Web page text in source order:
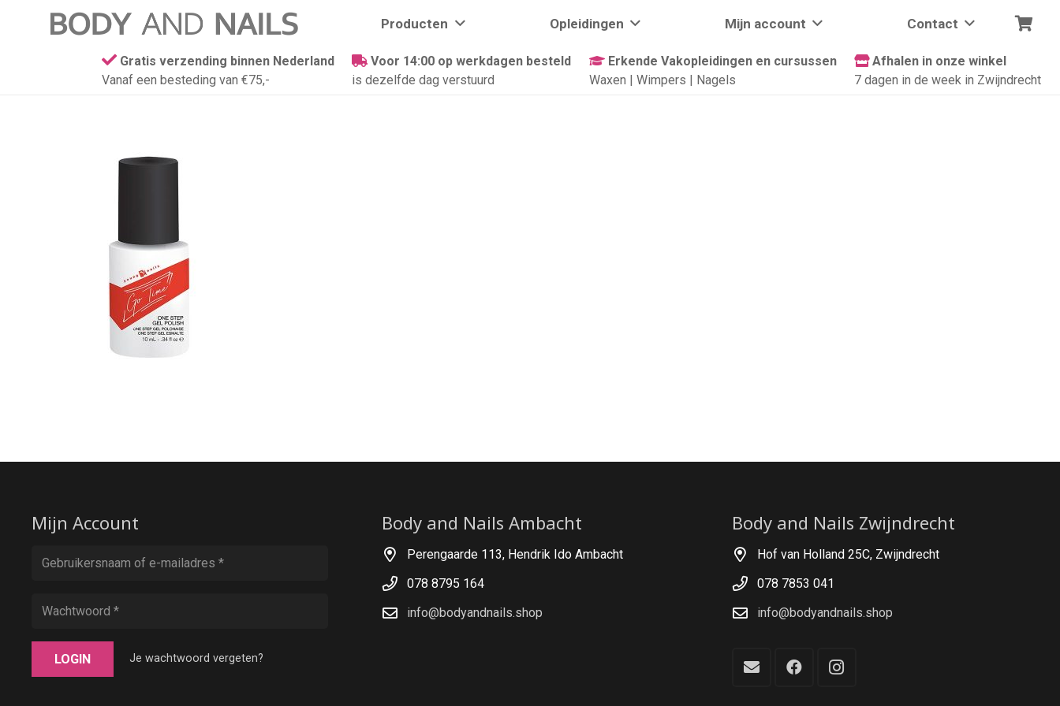
Producten Opleidingen Mijn account Contact
Gratis verzending binnen Nederland
Vanaf een besteding van €75,-
Voor 14:00 op werkdagen besteld
is dezelfde dag verstuurd
Erkende Vakopleidingen en cursussen
Waxen | Wimpers | Nagels
Afhalen in onze winkel
7 dagen in de week in Zwijndrecht
Mijn Account
LOGIN Je wachtwoord vergeten?
Body and Nails Ambacht
Perengaarde 113, Hendrik Ido Ambacht
078 8795 164
info@bodyandnails.shop
Body and Nails Zwijndrecht
Hof van Holland 25C, Zwijndrecht
078 7853 041
info@bodyandnails.shop